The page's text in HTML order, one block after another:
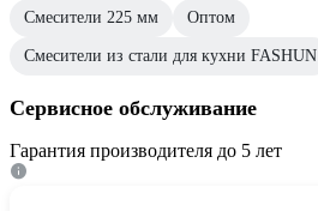
Смесители 225 мм Оптом
Смесители из стали для кухни FASHUN
Сервисное обслуживание
Гарантия производителя до 5 лет